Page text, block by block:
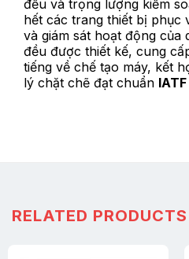
đều và trọng lượng kiểm
hết các trang thiết bị phục
và giám sát hoạt động của
đều được thiết kế, cung
tiếng về chế tạo máy, kết
lý chặt chẽ đạt chuẩn
RELATED PRODUCTS